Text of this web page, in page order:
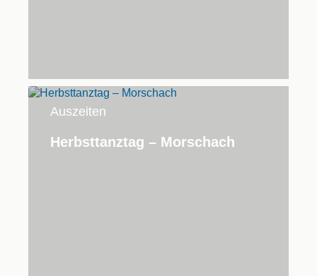
Auszeiten
Herbsttanztag – Morschach